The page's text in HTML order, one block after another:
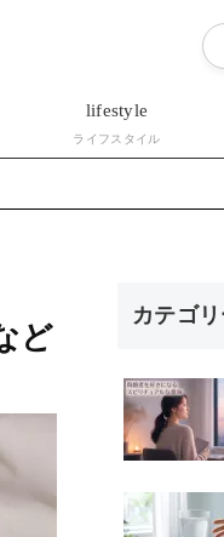
lifestyle
ライフスタイル
ど
カテゴ